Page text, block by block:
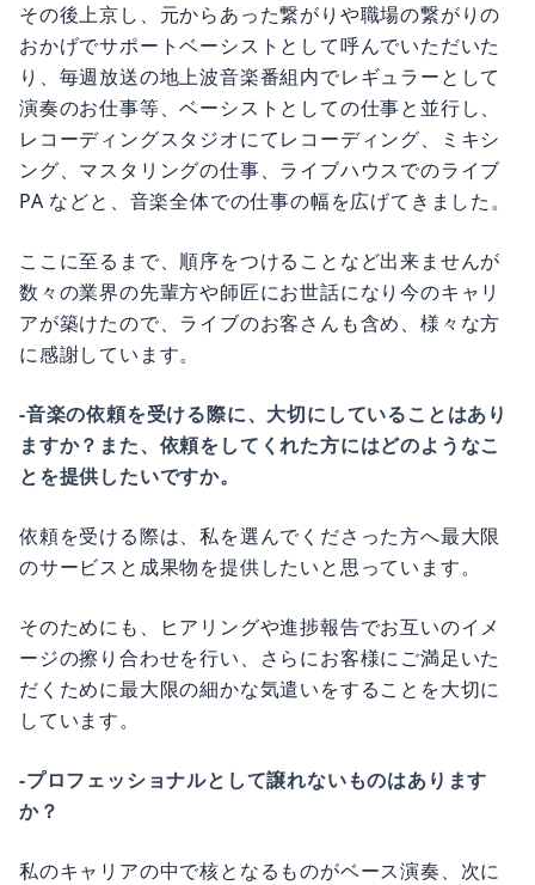
その後上京し、元からあった繋がりや職場の繋がりの
おかげでサポートベーシストとして呼んでいただいた
り、毎週放送の地上波音楽番組内でレギュラーとして
演奏のお仕事等、ベーシストとしての仕事と並行し、
レコーディングスタジオにてレコーディング、ミキシ
ング、マスタリングの仕事、ライブハウスでのライブ
PA などと、音楽全体での仕事の幅を広げてきました。
ここに至るまで、順序をつけることなど出来ませんが
数々の業界の先輩方や師匠にお世話になり今のキャリ
アが築けたので、ライブのお客さんも含め、様々な方
に感謝しています。
-音楽の依頼を受ける際に、大切にしていることはあり
ますか？また、依頼をしてくれた方にはどのようなこ
とを提供したいですか。
依頼を受ける際は、私を選んでくださった方へ最大限
のサービスと成果物を提供したいと思っています。
そのためにも、ヒアリングや進捗報告でお互いのイメ
ージの擦り合わせを行い、さらにお客様にご満足いた
だくために最大限の細かな気遣いをすることを大切に
しています。
-プロフェッショナルとして譲れないものはあります
か？
私のキャリアの中で核となるものがベース演奏、次に